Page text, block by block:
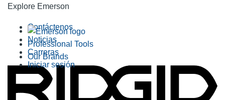
Explore Emerson
Professional Tools
Our Brands
Contáctenos
Noticias
Carreras
Iniciar sesión